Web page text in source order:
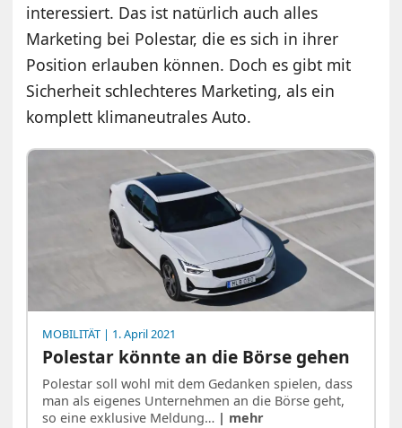
interessiert. Das ist natürlich auch alles
Marketing bei Polestar, die es sich in ihrer
Position erlauben können. Doch es gibt mit
Sicherheit schlechteres Marketing, als ein
komplett klimaneutrales Auto.
MOBILITÄT | 1. April 2021
Polestar könnte an die Börse gehen
Polestar soll wohl mit dem Gedanken spielen, dass
man als eigenes Unternehmen an die Börse geht,
so eine exklusive Meldung… | mehr